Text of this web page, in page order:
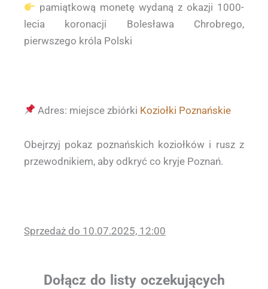
pamiątkową monetę wydaną z okazji 1000-
lecia koronacji Bolesława Chrobrego,
pierwszego króla Polski
Adres: miejsce zbiórki Koziołki Poznańskie
Obejrzyj pokaz poznańskich koziołków i rusz z
przewodnikiem, aby odkryć co kryje Poznań.
Sprzedaż do 10.07.2025, 12:00
Dołącz do listy oczekujących